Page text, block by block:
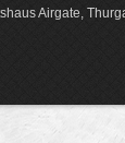
Airgate,